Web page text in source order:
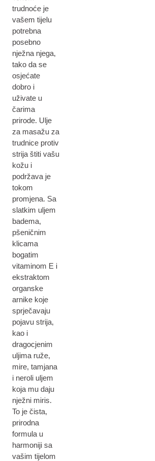
trudnoće je
vašem tijelu
potrebna
posebno
nježna njega,
tako da se
osjećate
dobro i
uživate u
čarima
prirode. Ulje
za masažu za
trudnice protiv
strija štiti vašu
kožu i
podržava je
tokom
promjena. Sa
slatkim uljem
badema,
pšeničnim
klicama
bogatim
vitaminom E i
ekstraktom
organske
arnike koje
sprječavaju
pojavu strija,
kao i
dragocjenim
uljima ruže,
mire, tamjana
i neroli uljem
koja mu daju
nježni miris.
To je čista,
prirodna
formula u
harmoniji sa
vašim tijelom